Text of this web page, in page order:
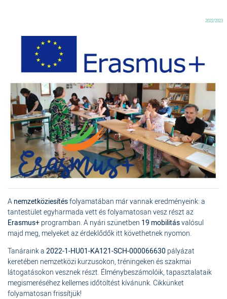
2022/2023
A nemzetköziesítésfolyamatában már vannak eredményeink: a
tantestület egyharmada vett és folyamatosan vesz részt az
Erasmus+ programban. A nyári szünetben 19 mobilitásvalósul
majd meg, melyeket az érdeklődők itt követhetnek nyomon.
Tanáraink a 2022-1-HU01-KA121-SCH-000066630 pályázat
keretében nemzetközi kurzusokon, tréningeken és szakmai
látogatásokon vesznek részt. Élménybeszámolóik, tapasztalataik
megismeréséhez kellemes időtöltést kívánunk. Cikkünket
folyamatosan frissítjük!